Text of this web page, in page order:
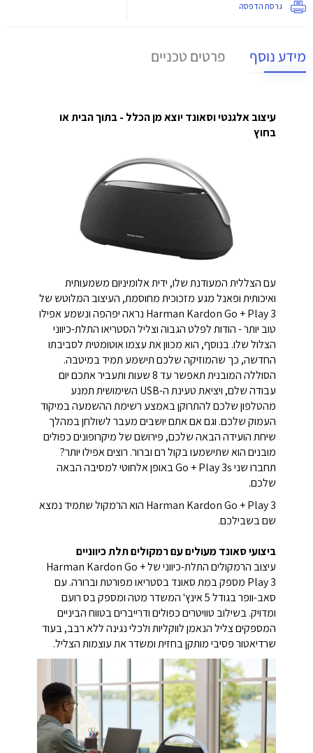
גרסת הדפסה
מידע נוסף פרטים טכניים
עיצוב אלגנטי וסאונד יוצא מן הכלל - בתוך הבית או
בחוץ
עם הצללית המעודנת שלו, ידית אלומיניום משמעותית
ואיכותית ופאנל מגע מזכוכית מחוסמת, העיצוב המלוטש של
Harman Kardon Go + Play 3 נראה יפהפה ונשמע אפילו
טוב יותר - הודות לפלט הגבוה וצליל הסטריאו התלת-כיווני
הצלול שלו. בנוסף, הוא מכוון את עצמו אוטומטית לסביבתו
החדשה, כך שהמוזיקה שלכם תישמע תמיד במיטבה.
הסוללה המובנית תאפשר עד 8 שעות ותעביר אתכם יום
עבודה שלם, ויציאת טעינת ה-USB השימושית תמנע
מהטלפון שלכם להתרוקן באמצע רשימת ההשמעה במיקוד
העמוק שלכם. וגם אם אתם יושבים מעבר לשולחן במהלך
שיחת הועידה הבאה שלכם, פירושם של מיקרופונים כפולים
מובנים הוא שתישמעו בקול רם וברור. רוצים אפילו יותר?
תחברו שני Go + Play 3s באופן אלחוטי למסיבה הבאה
שלכם.
Harman Kardon Go + Play 3 הוא הרמקול שתמיד נמצא
שם בשבילכם.
ביצועי סאונד מעולים עם רמקולים תלת כיווניים
עיצוב הרמקולים התלת-כיווני של Harman Kardon Go +
Play 3 מספק במת סאונד בסטריאו מפורטת וברורה. עם
סאב-וופר בגודל 5 אינץ' המשדר מטה ומספק בס רועם
ומדויק. בשילוב טוויטרים כפולים ודרייברים בטווח הביניים
המספקים צליל הנאמן לווקליות ולכלי נגינה ללא רבב, בעוד
שרדיאטור פסיבי מותקן בחזית ומשדר את עוצמות הצליל.